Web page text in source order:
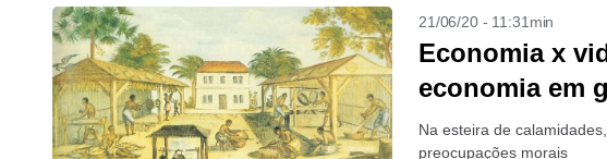
21/06/20 - 11:31min
Economia x
economia em
Na esteira de
preocupações morais